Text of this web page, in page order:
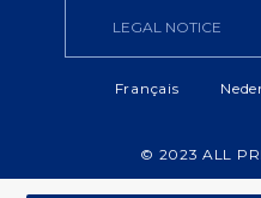
LEGAL NOTICE
Français
© 2023 ALL